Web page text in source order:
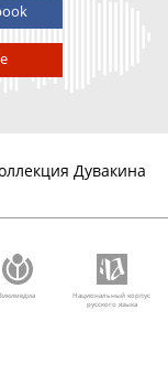
Дувакина
Национальный корпус
русского языка